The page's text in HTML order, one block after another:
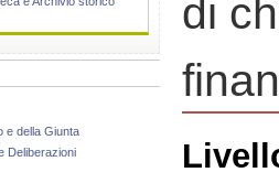
e della Giunta
Deliberazioni
di